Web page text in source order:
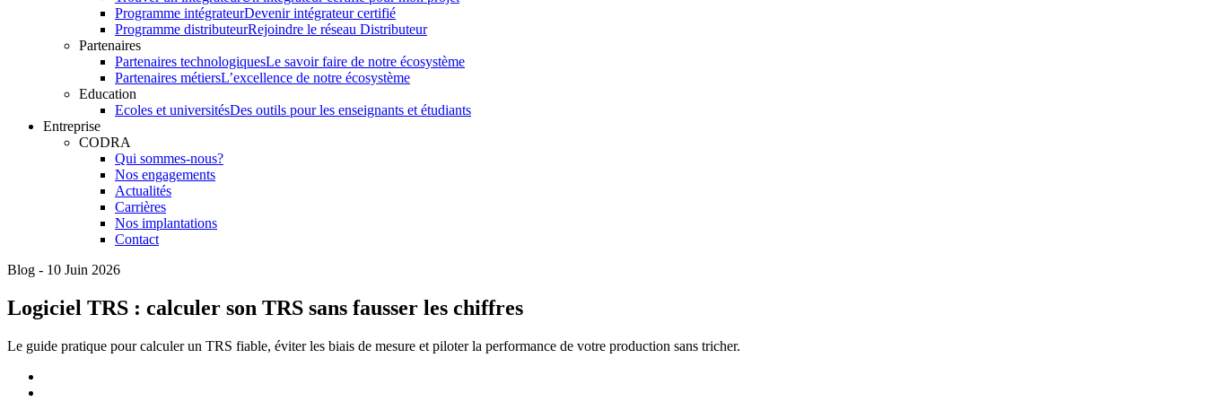
Programme intégrateurDevenir intégrateur certifié
Programme distributeurRejoindre le réseau Distributeur
Partenaires
Partenaires technologiquesLe savoir faire de notre écosystème
Partenaires métiersL’excellence de notre écosystème
Education
Ecoles et universitésDes outils pour les enseignants et étudiants
Entreprise
CODRA
Qui sommes-nous?
Nos engagements
Actualités
Carrières
Nos implantations
Contact
Blog - 10 Juin 2026
Logiciel TRS : calculer son TRS sans fausser les chiffres
Le guide pratique pour calculer un TRS fiable, éviter les biais de mesure et piloter la performance de votre production sans tricher.